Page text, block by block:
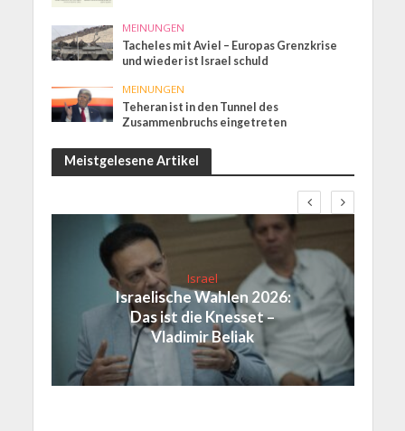
MEINUNGEN
Tacheles mit Aviel – Europas Grenzkrise
und wieder ist Israel schuld
MEINUNGEN
Teheran ist in den Tunnel des
Zusammenbruchs eingetreten
Meistgelesene Artikel
Israel
Israelische Wahlen 2026:
Das ist die Knesset –
Vladimir Beliak